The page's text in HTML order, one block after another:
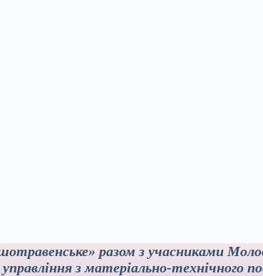
разом з учасниками
управління з матеріально-технічного